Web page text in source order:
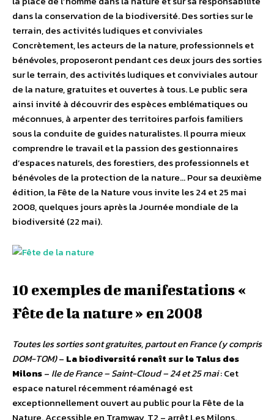
dans la conservation de la biodiversité. Des sorties sur le
terrain, des activités ludiques et conviviales
Concrètement, les acteurs de la nature, professionnels et
bénévoles, proposeront pendant ces deux jours des sorties
sur le terrain, des activités ludiques et conviviales autour
de la nature, gratuites et ouvertes à tous. Le public sera
ainsi invité à découvrir des espèces emblématiques ou
méconnues, à arpenter des territoires parfois familiers
sous la conduite de guides naturalistes. Il pourra mieux
comprendre le travail et la passion des gestionnaires
d’espaces naturels, des forestiers, des professionnels et
bénévoles de la protection de la nature… Pour sa deuxième
édition, la Fête de la Nature vous invite les 24 et 25 mai
2008, quelques jours après la Journée mondiale de la
biodiversité (22 mai).
10 exemples de manifestations «
Fête de la nature » en 2008
Toutes les sorties sont gratuites, partout en France (y compris
DOM-TOM)– La biodiversité renaît sur le Talus des
Milons– Ile de France – Saint-Cloud – 24 et 25 mai: Cet
espace naturel récemment réaménagé est
exceptionnellement ouvert au public pour la Fête de la